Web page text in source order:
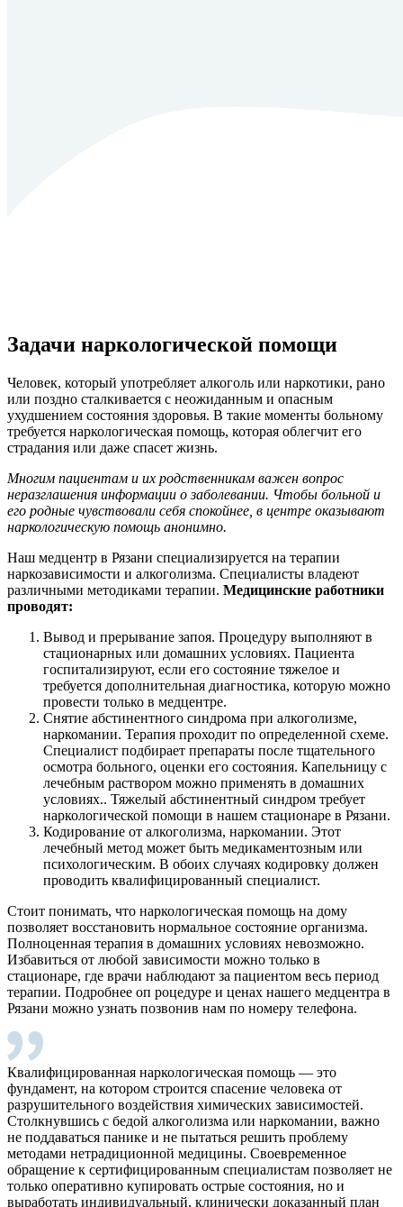
Задачи наркологической помощи
Человек, который употребляет алкоголь или наркотики, рано
или поздно сталкивается с неожиданным и опасным
ухудшением состояния здоровья. В такие моменты больному
требуется наркологическая помощь, которая облегчит его
страдания или даже спасет жизнь.
Многим пациентам и их родственникам важен вопрос
неразглашения информации о заболевании. Чтобы больной и
его родные чувствовали себя спокойнее, в центре оказывают
наркологическую помощь анонимно.
Наш медцентр в Рязани специализируется на терапии
наркозависимости и алкоголизма. Специалисты владеют
различными методиками терапии. Медицинские работники
проводят:
Вывод и прерывание запоя. Процедуру выполняют в
стационарных или домашних условиях. Пациента
госпитализируют, если его состояние тяжелое и
требуется дополнительная диагностика, которую можно
провести только в медцентре.
Снятие абстинентного синдрома при алкоголизме,
наркомании. Терапия проходит по определенной схеме.
Специалист подбирает препараты после тщательного
осмотра больного, оценки его состояния. Капельницу с
лечебным раствором можно применять в домашних
условиях.. Тяжелый абстинентный синдром требует
наркологической помощи в нашем стационаре в Рязани.
Кодирование от алкоголизма, наркомании. Этот
лечебный метод может быть медикаментозным или
психологическим. В обоих случаях кодировку должен
проводить квалифицированный специалист.
Стоит понимать, что наркологическая помощь на дому
позволяет восстановить нормальное состояние организма.
Полноценная терапия в домашних условиях невозможно.
Избавиться от любой зависимости можно только в
стационаре, где врачи наблюдают за пациентом весь период
терапии. Подробнее оп роцедуре и ценах нашего медцентра в
Рязани можно узнать позвонив нам по номеру телефона.
Квалифицированная наркологическая помощь — это
фундамент, на котором строится спасение человека от
разрушительного воздействия химических зависимостей.
Столкнувшись с бедой алкоголизма или наркомании, важно
не поддаваться панике и не пытаться решить проблему
методами нетрадиционной медицины. Своевременное
обращение к сертифицированным специалистам позволяет не
только оперативно купировать острые состояния, но и
выработать индивидуальный, клинически доказанный план